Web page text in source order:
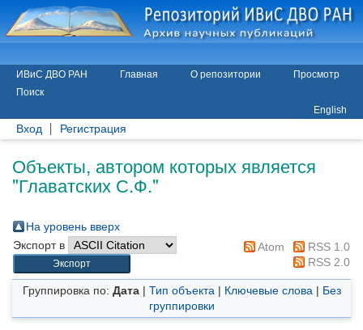
ИВиС ДВО РАН Главная О репозитории
Просмотр
Поиск
English
Вход Регистрация
Объекты, автором которых является
"Главатских С.Ф."
На уровень вверх
Экспорт в
Atom
RSS 1.0
RSS 2.0
Группировка по: Дата| Тип объекта | Ключевые слова | Без
группировки